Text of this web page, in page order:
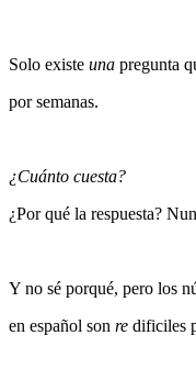
Solo existe una pregunta
por semanas.
¿Cuánto cuesta?
¿Por qué la respuesta?
Y no sé porqué, pero los
en español son re dificiles